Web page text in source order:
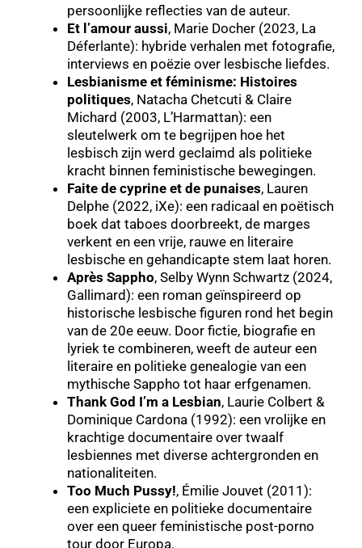
persoonlijke reflecties van de auteur.
Et l’amour aussi, Marie Docher (2023, La
Déferlante): hybride verhalen met fotografie,
interviews en poëzie over lesbische liefdes.
Lesbianisme et féminisme: Histoires
politiques, Natacha Chetcuti & Claire
Michard (2003, L’Harmattan): een
sleutelwerk om te begrijpen hoe het
lesbisch zijn werd geclaimd als politieke
kracht binnen feministische bewegingen.
Faite de cyprine et de punaises, Lauren
Delphe (2022, iXe): een radicaal en poëtisch
boek dat taboes doorbreekt, de marges
verkent en een vrije, rauwe en literaire
lesbische en gehandicapte stem laat horen.
Après Sappho, Selby Wynn Schwartz (2024,
Gallimard): een roman geïnspireerd op
historische lesbische figuren rond het begin
van de 20e eeuw. Door fictie, biografie en
lyriek te combineren, weeft de auteur een
literaire en politieke genealogie van een
mythische Sappho tot haar erfgenamen.
Thank God I’m a Lesbian, Laurie Colbert &
Dominique Cardona (1992): een vrolijke en
krachtige documentaire over twaalf
lesbiennes met diverse achtergronden en
nationaliteiten.
Too Much Pussy!, Émilie Jouvet (2011):
een expliciete en politieke documentaire
over een queer feministische post-porno
tour door Europa.